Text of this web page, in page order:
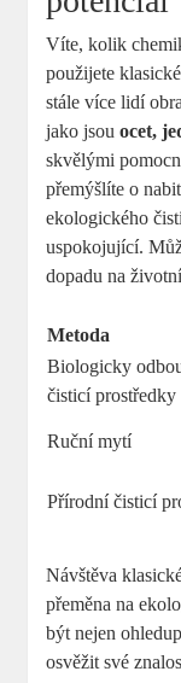
Víte, kolik
použijete
stále více lidí
jako jsouocet,
skvělými
přemýšlíte o
ekologického
uspokojující.
dopadu na
Metoda
Biologicky
čisticí prostředky
Ruční mytí
Přírodní čisticí
Návštěva
přeměna na
být nejen
osvěžit své